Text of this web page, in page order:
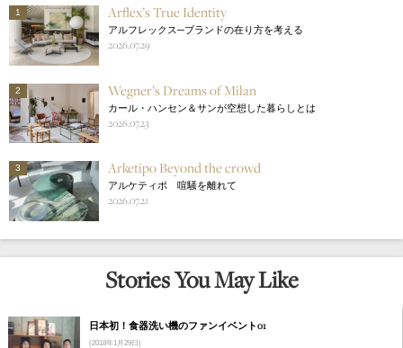
1 Arflex’s True Identity
アルフレックス─ブランドの在り方を考える
2026.07.29
2 Wegner’s Dreams of Milan
カール・ハンセン＆サンが空想した暮らしとは
2026.07.23
3 Arketipo Beyond the crowd
アルケティポ 喧騒を離れて
2026.07.21
Stories You May Like
日本初！食器洗い機のファンイベント01
(2018年1月29日)